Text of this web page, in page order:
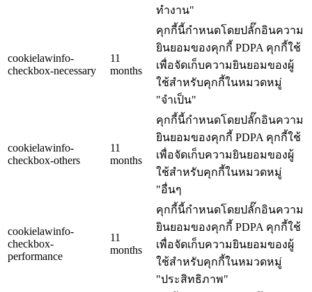
ทำงาน"
cookielawinfo-
checkbox-necessary
11
months
คุกกี้นี้กำหนดโดยปลั๊กอินความ
ยินยอมของคุกกี้ PDPA คุกกี้ใช้
เพื่อจัดเก็บความยินยอมของผู้
ใช้สำหรับคุกกี้ในหมวดหมู่
"จำเป็น"
cookielawinfo-
checkbox-others
11
months
คุกกี้นี้กำหนดโดยปลั๊กอินความ
ยินยอมของคุกกี้ PDPA คุกกี้ใช้
เพื่อจัดเก็บความยินยอมของผู้
ใช้สำหรับคุกกี้ในหมวดหมู่
"อื่นๆ
cookielawinfo-
checkbox-
performance
11
months
คุกกี้นี้กำหนดโดยปลั๊กอินความ
ยินยอมของคุกกี้ PDPA คุกกี้ใช้
เพื่อจัดเก็บความยินยอมของผู้
ใช้สำหรับคุกกี้ในหมวดหมู่
"ประสิทธิภาพ"